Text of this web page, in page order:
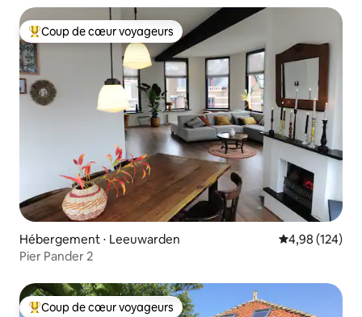
Coups de cœur voyageurs les plus appréciés
Coup de cœur voyageurs
Hébergement ⋅ Leeuwarden Évaluation
4,98 (124)
Pier Pander 2
Coups de cœur voyageurs les plus appréciés
Coup de cœur voyageurs